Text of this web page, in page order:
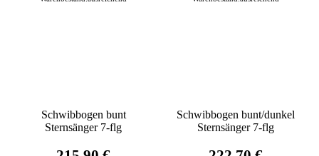
Schwibbogen bunt
Sternsänger 7-flg
Schwibbogen bunt/dunkel
Sternsänger 7-flg